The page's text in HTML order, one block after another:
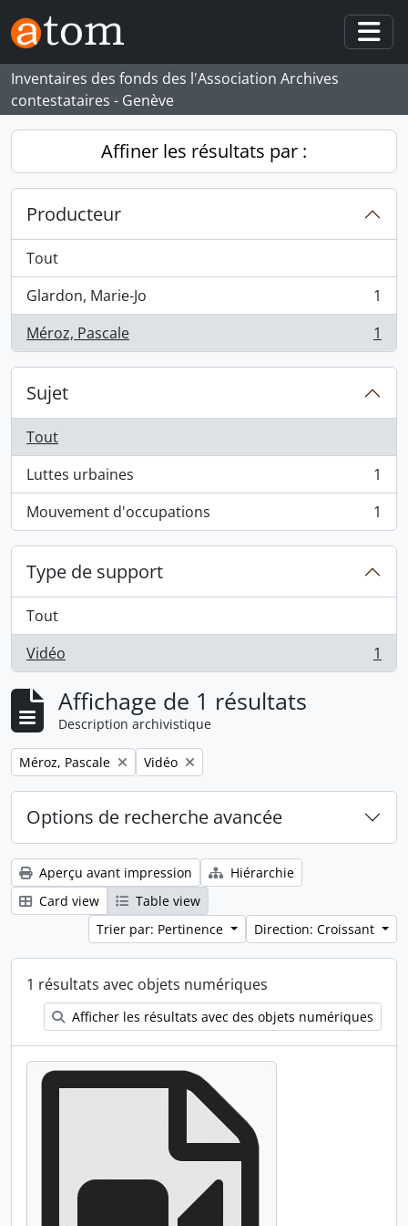
Skip to main content
Inventaires des fonds des l'Association Archives
contestataires - Genève
Affiner les résultats par :
Producteur
Tout
Glardon, Marie-Jo
, 1 résultats
1
Méroz, Pascale
, 1 résultats 1
Sujet
Tout
Luttes urbaines
, 1 résultats
1
Mouvement d'occupations
, 1 résultats 1
Type de support
Tout
Vidéo
, 1 résultats 1
Affichage de 1 résultats
Description archivistique
Remove filter:
Méroz, Pascale Remove filter:
Vidéo
Options de recherche avancée
Aperçu avant impression
Hiérarchie
Card view
Table view
Trier par: Pertinence
Direction: Croissant
1 résultats avec objets numériques
Afficher les résultats avec des objets numériques